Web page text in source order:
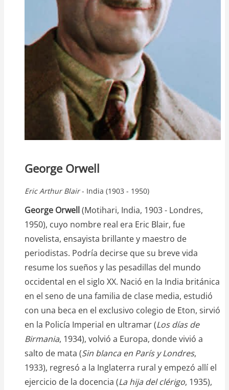
George Orwell
Eric Arthur Blair- India (1903 - 1950)
George Orwell (Motihari, India, 1903 - Londres,
1950), cuyo nombre real era Eric Blair, fue
novelista, ensayista brillante y maestro de
periodistas. Podría decirse que su breve vida
resume los sueños y las pesadillas del mundo
occidental en el siglo XX. Nació en la India británica
en el seno de una familia de clase media, estudió
con una beca en el exclusivo colegio de Eton, sirvió
en la Policía Imperial en ultramar (Los días de
Birmania, 1934), volvió a Europa, donde vivió a
salto de mata (Sin blanca en París y Londres,
1933), regresó a la Inglaterra rural y empezó allí el
ejercicio de la docencia (La hija del clérigo, 1935),